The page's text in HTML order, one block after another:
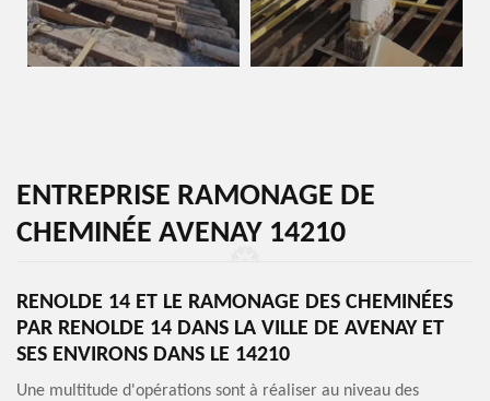
ENTREPRISE RAMONAGE DE
CHEMINÉE AVENAY 14210
RENOLDE 14 ET LE RAMONAGE DES CHEMINÉES
PAR RENOLDE 14 DANS LA VILLE DE AVENAY ET
SES ENVIRONS DANS LE 14210
Une multitude d'opérations sont à réaliser au niveau des